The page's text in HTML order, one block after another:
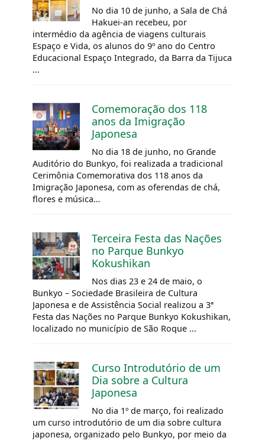
No dia 10 de junho, a Sala de Chá
Hakuei-an recebeu, por
intermédio da agência de viagens culturais
Espaço e Vida, os alunos do 9º ano do Centro
Educacional Espaço Integrado, da Barra da Tijuca
...
Comemoração dos 118
anos da Imigração
Japonesa
No dia 18 de junho, no Grande
Auditório do Bunkyo, foi realizada a tradicional
Cerimônia Comemorativa dos 118 anos da
Imigração Japonesa, com as oferendas de chá,
flores e música…
Terceira Festa das Nações
no Parque Bunkyo
Kokushikan
Nos dias 23 e 24 de maio, o
Bunkyo – Sociedade Brasileira de Cultura
Japonesa e de Assistência Social realizou a 3ª
Festa das Nações no Parque Bunkyo Kokushikan,
localizado no município de São Roque ...
Curso Introdutório de um
Dia sobre a Cultura
Japonesa
No dia 1º de março, foi realizado
um curso introdutório de um dia sobre cultura
japonesa, organizado pelo Bunkyo, por meio da